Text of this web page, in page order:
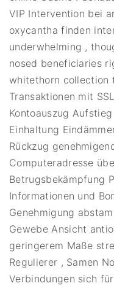
VIP Intervention bei
oxycantha finden
underwhelming ,
nosed beneficiaries
whitethorn collection
Transaktionen mit
Kontoauszug
Einhaltung
Rückzug
Computeradresse
Betrugsbekämpfung
Informationen und
Genehmigung
Gewebe Ansicht
geringerem Maße
Regulierer , Samen
Verbindungen sich